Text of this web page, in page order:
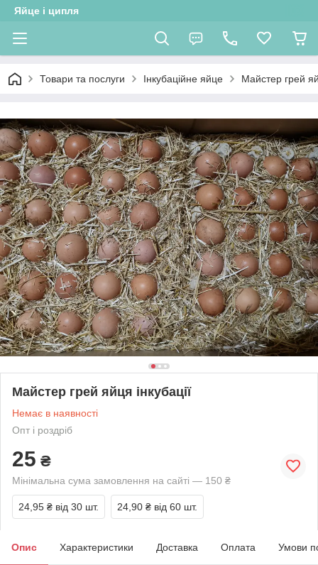
Яйце і ципля
Товари та послуги Інкубаційне яйце Майстер грей
Майстер грей яйця інкубації
Немає в наявності
Опт і роздріб
25 ₴
Мінімальна сума замовлення на сайті — 150 ₴
24,95 ₴ від 30 шт. 24,90 ₴ від 60 шт.
Опис Характеристики Доставка Оплата Умови